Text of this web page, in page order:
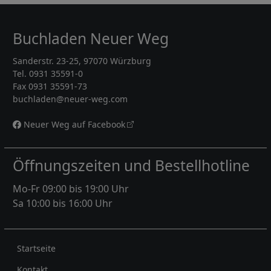
Buchladen Neuer Weg
Sanderstr. 23-25, 97070 Würzburg
Tel. 0931 35591-0
Fax 0931 35591-73
buchladen@neuer-weg.com
Neuer Weg auf Facebook
Öffnungszeiten und Bestellhotline
Mo-Fr 09:00 bis 19:00 Uhr
Sa 10:00 bis 16:00 Uhr
Rechtliches
Startseite